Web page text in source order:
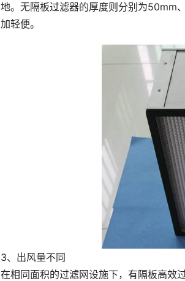
地。无隔板过滤器的厚度则分别为50mm
加轻便。
3、出风量不同
在相同面积的过滤网设施下，有隔板高